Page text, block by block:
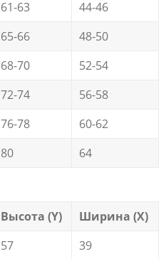
61-63
44-46
65-66
48-50
68-70
52-54
72-74
56-58
76-78
60-62
80 64
Высота (Y)
Ширина (Х)
57
39